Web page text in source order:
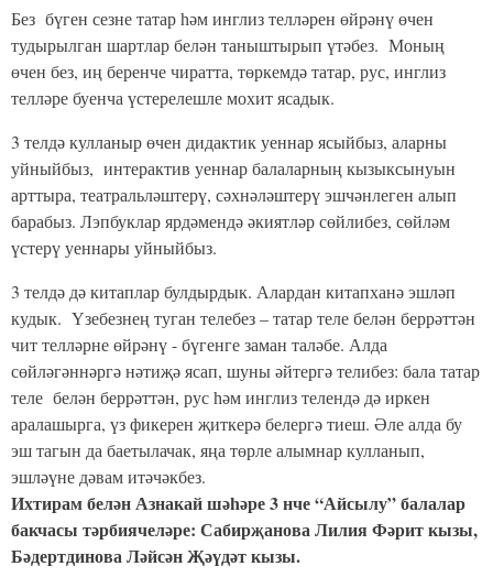
Без бүген сезне татар һәм инглиз телләрен өйрәнү өчен
тудырылган шартлар белән таныштырып үтәбез. Моның
өчен без, иң беренче чиратта, төркемдә татар, рус, инглиз
телләре буенча үстерелешле мохит ясадык.
3 телдә кулланыр өчен дидактик уеннар ясыйбыз, аларны
уйныйбыз, интерактив уеннар балаларның кызыксынуын
арттыра, театральләштерү, сәхнәләштерү эшчәнлеген алып
барабыз. Лэпбуклар ярдәмендә әкиятләр сөйлибез, сөйләм
үстерү уеннары уйныйбыз.
3 телдә дә китаплар булдырдык. Алардан китапханә эшләп
кудык. Үзебезнең туган телебез – татар теле белән беррәттән
чит телләрне өйрәнү - бүгенге заман таләбе. Алда
сөйләгәннәргә нәтиҗә ясап, шуны әйтергә телибез: бала татар
теле белән беррәттән, рус һәм инглиз телендә дә иркен
аралашырга, үз фикерен җиткерә белергә тиеш. Әле алда бу
эш тагын да баетылачак, яңа төрле алымнар кулланып,
эшләүне дәвам итәчәкбез.
Ихтирам белән Азнакай шәһәре 3 нче “Айсылу” балалар
бакчасы тәрбиячеләре: Сабирҗанова Лилия Фәрит кызы,
Бәдертдинова Ләйсән Җәүдәт кызы.